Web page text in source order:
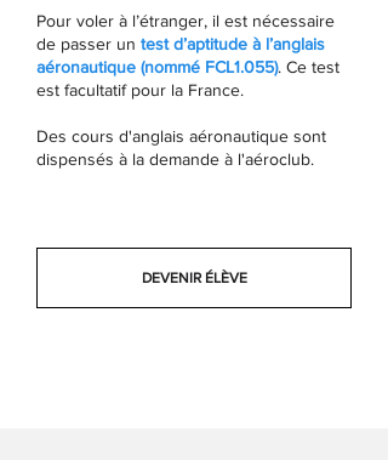
Pour voler à l’étranger, il est nécessaire
de passer un test d’aptitude à l’anglais
aéronautique (nommé FCL1.055). Ce test
est facultatif pour la France.
Des cours d'anglais aéronautique sont
dispensés à la demande à l'aéroclub.
DEVENIR ÉLÈVE